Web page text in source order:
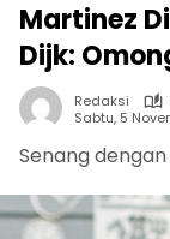
Martinez
Dijk:
Redaksi
Sabtu, 5
Senang